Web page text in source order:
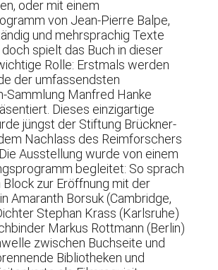
oder mit einem
von Jean-Pierre Balpe,
und mehrsprachig Texte
spielt das Buch in dieser
Rolle: Erstmals werden
der umfassendsten
Sammlung Manfred Hanke
Dieses einzigartige
jüngst der Stiftung Brückner-
Nachlass des Reimforschers
Ausstellung wurde von einem
begleitet: So sprach
Block zur Eröffnung mit der
Amaranth Borsuk (Cambridge,
Stephan Krass (Karlsruhe)
Markus Rottmann (Berlin)
zwischen Buchseite und
Bibliotheken und